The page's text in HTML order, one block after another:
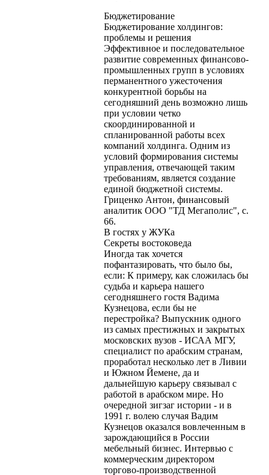
Бюджетирование
Бюджетирование холдингов:
проблемы и решения
Эффективное и последовательное
развитие современных финансово-
промышленных групп в условиях
перманентного ужесточения
конкурентной борьбы на
сегодняшний день возможно лишь
при условии четко
скоординированной и
спланированной работы всех
компаний холдинга. Одним из
условий формирования системы
управления, отвечающей таким
требованиям, является создание
единой бюджетной системы.
Гриценко Антон, финансовый
аналитик ООО "ТД Мегаполис", с.
66.
В гостях у ЖУКа
Секреты востоковеда
Иногда так хочется
пофантазировать, что было бы,
если: К примеру, как сложилась бы
судьба и карьера нашего
сегодняшнего гостя Вадима
Кузнецова, если бы не
перестройка? Выпускник одного
из самых престижных и закрытых
московских вузов - ИСАА МГУ,
специалист по арабским странам,
проработал несколько лет в Ливии
и Южном Йемене, да и
дальнейшую карьеру связывал с
работой в арабском мире. Но
очередной зигзаг истории - и в
1991 г. волею случая Вадим
Кузнецов оказался вовлеченным в
зарождающийся в России
мебельный бизнес. Интервью с
коммерческим директором
торгово-производственной